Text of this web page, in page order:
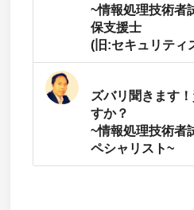
~情報処理技術者
保支援士
(旧:セキュリティ
ズバリ聞きます
すか？
~情報処理技術者
ペシャリスト~